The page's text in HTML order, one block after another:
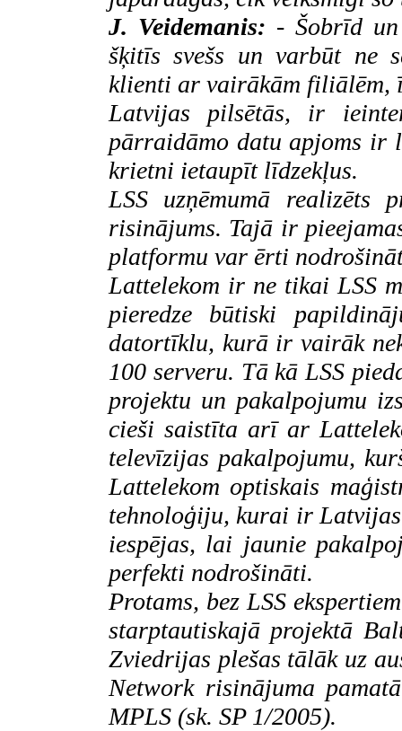
J. Veidemanis: - Šobrīd
šķitīs svešs un varbūt ne
klienti ar vairākām filiālēm,
Latvijas pilsētās, ir
pārraidāmo datu apjoms ir
krietni ietaupīt līdzekļus.
LSS uzņēmumā realizēts
risinājums. Tajā ir
platformu var ērti
Lattelekom ir ne tikai LSS
pieredze būtiski
datortīklu, kurā ir vairāk
100 serveru. Tā kā LSS
projektu un pakalpojumu
cieši saistīta arī ar
televīzijas pakalpojumu,
Lattelekom optiskais
tehnoloģiju, kurai ir Latvijas
iespējas, lai jaunie
perfekti nodrošināti.
Protams, bez LSS
starptautiskajā projektā
Zviedrijas plešas tālāk uz
Network risinājuma
MPLS (sk. SP 1/2005).